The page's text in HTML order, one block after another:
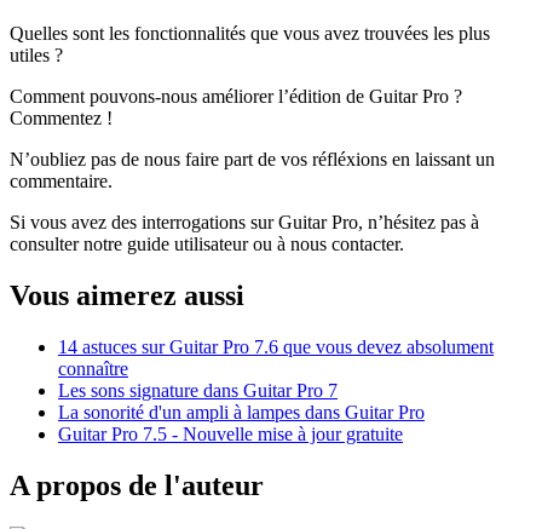
Quelles sont les fonctionnalités que vous avez trouvées les plus
utiles ?
Comment pouvons-nous améliorer l’édition de Guitar Pro ?
Commentez !
N’oubliez pas de nous faire part de vos réfléxions en laissant un
commentaire.
Si vous avez des interrogations sur Guitar Pro, n’hésitez pas à
consulter notre guide utilisateur ou à nous contacter.
Vous aimerez aussi
14 astuces sur Guitar Pro 7.6 que vous devez absolument
connaître
Les sons signature dans Guitar Pro 7
La sonorité d'un ampli à lampes dans Guitar Pro
Guitar Pro 7.5 - Nouvelle mise à jour gratuite
A propos de l'auteur